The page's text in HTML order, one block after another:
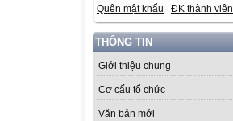
Quên mật khẩu ĐK thành viên
THÔNG TIN
Giới thiệu chung
Cơ cấu tổ chức
Văn bản mới